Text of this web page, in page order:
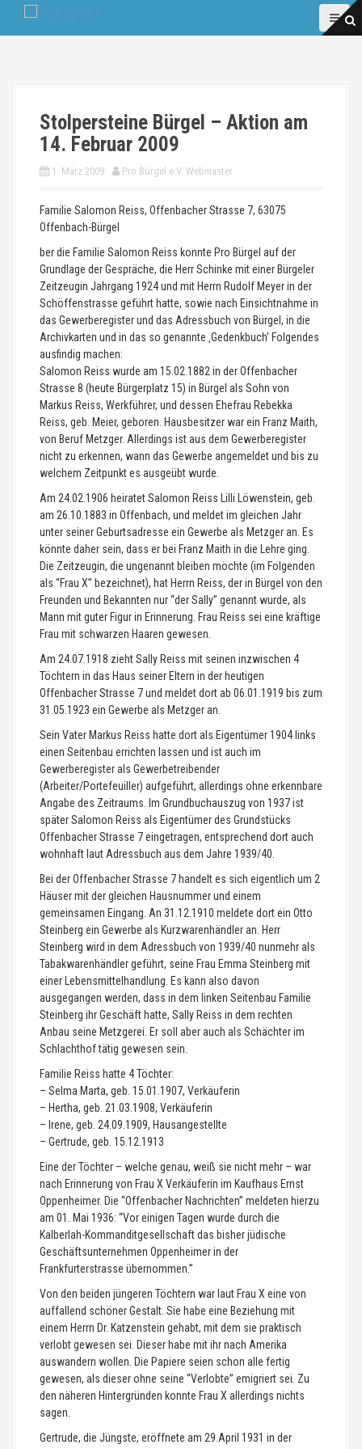
Stolpersteine Bürgel – Aktion am
14. Februar 2009
1. März 2009 Pro Bürgel e.V. Webmaster
Familie Salomon Reiss, Offenbacher Strasse 7, 63075
Offenbach-Bürgel
ber die Familie Salomon Reiss konnte Pro Bürgel auf der
Grundlage der Gespräche, die Herr Schinke mit einer Bürgeler
Zeitzeugin Jahrgang 1924 und mit Herrn Rudolf Meyer in der
Schöffenstrasse geführt hatte, sowie nach Einsichtnahme in
das Gewerberegister und das Adressbuch von Bürgel, in die
Archivkarten und in das so genannte ‚Gedenkbuch’ Folgendes
ausfindig machen:
Salomon Reiss wurde am 15.02.1882 in der Offenbacher
Strasse 8 (heute Bürgerplatz 15) in Bürgel als Sohn von
Markus Reiss, Werkführer, und dessen Ehefrau Rebekka
Reiss, geb. Meier, geboren. Hausbesitzer war ein Franz Maith,
von Beruf Metzger. Allerdings ist aus dem Gewerberegister
nicht zu erkennen, wann das Gewerbe angemeldet und bis zu
welchem Zeitpunkt es ausgeübt wurde.
Am 24.02.1906 heiratet Salomon Reiss Lilli Löwenstein, geb.
am 26.10.1883 in Offenbach, und meldet im gleichen Jahr
unter seiner Geburtsadresse ein Gewerbe als Metzger an. Es
könnte daher sein, dass er bei Franz Maith in die Lehre ging.
Die Zeitzeugin, die ungenannt bleiben möchte (im Folgenden
als “Frau X” bezeichnet), hat Herrn Reiss, der in Bürgel von den
Freunden und Bekannten nur “der Sally” genannt wurde, als
Mann mit guter Figur in Erinnerung. Frau Reiss sei eine kräftige
Frau mit schwarzen Haaren gewesen.
Am 24.07.1918 zieht Sally Reiss mit seinen inzwischen 4
Töchtern in das Haus seiner Eltern in der heutigen
Offenbacher Strasse 7 und meldet dort ab 06.01.1919 bis zum
31.05.1923 ein Gewerbe als Metzger an.
Sein Vater Markus Reiss hatte dort als Eigentümer 1904 links
einen Seitenbau errichten lassen und ist auch im
Gewerberegister als Gewerbetreibender
(Arbeiter/Portefeuiller) aufgeführt, allerdings ohne erkennbare
Angabe des Zeitraums. Im Grundbuchauszug von 1937 ist
später Salomon Reiss als Eigentümer des Grundstücks
Offenbacher Strasse 7 eingetragen, entsprechend dort auch
wohnhaft laut Adressbuch aus dem Jahre 1939/40.
Bei der Offenbacher Strasse 7 handelt es sich eigentlich um 2
Häuser mit der gleichen Hausnummer und einem
gemeinsamen Eingang. An 31.12.1910 meldete dort ein Otto
Steinberg ein Gewerbe als Kurzwarenhändler an. Herr
Steinberg wird in dem Adressbuch von 1939/40 nunmehr als
Tabakwarenhändler geführt, seine Frau Emma Steinberg mit
einer Lebensmittelhandlung. Es kann also davon
ausgegangen werden, dass in dem linken Seitenbau Familie
Steinberg ihr Geschäft hatte, Sally Reiss in dem rechten
Anbau seine Metzgerei. Er soll aber auch als Schächter im
Schlachthof tätig gewesen sein.
Familie Reiss hatte 4 Töchter:
– Selma Marta, geb. 15.01.1907, Verkäuferin
– Hertha, geb. 21.03.1908, Verkäuferin
– Irene, geb. 24.09.1909, Hausangestellte
– Gertrude, geb. 15.12.1913
Eine der Töchter – welche genau, weiß sie nicht mehr – war
nach Erinnerung von Frau X Verkäuferin im Kaufhaus Ernst
Oppenheimer. Die “Offenbacher Nachrichten” meldeten hierzu
am 01. Mai 1936: “Vor einigen Tagen wurde durch die
Kalberlah-Kommanditgesellschaft das bisher jüdische
Geschäftsunternehmen Oppenheimer in der
Frankfurterstrasse übernommen.”
Von den beiden jüngeren Töchtern war laut Frau X eine von
auffallend schöner Gestalt. Sie habe eine Beziehung mit
einem Herrn Dr. Katzenstein gehabt, mit dem sie praktisch
verlobt gewesen sei. Dieser habe mit ihr nach Amerika
auswandern wollen. Die Papiere seien schon alle fertig
gewesen, als dieser ohne seine “Verlobte” emigriert sei. Zu
den näheren Hintergründen konnte Frau X allerdings nichts
sagen.
Gertrude, die Jüngste, eröffnete am 29.April 1931 in der